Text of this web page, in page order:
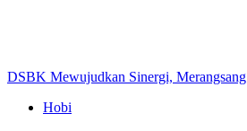
DSBK Mewujudkan Sinergi,
Hobi